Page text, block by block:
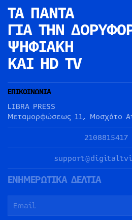
ΤΑ ΠΑΝΤΑ
ΓΙΑ ΤΗΝ
ΨΗΦΙΑΚΗ
ΚΑΙ HD TV
ΕΠΙΚΟΙΝΩΝΙΑ
LIBRA PRESS
Μεταμορφώσεως 11, Μοσχάτο
2108815417
ΕΝΗΜΕΡΩΤΙΚΑ ΔΕΛΤΙΑ